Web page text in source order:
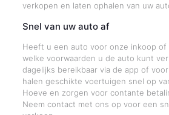
verkopen en laten ophalen van uw
Snel van uw auto af
Heeft u een auto voor onze inkoop
welke voorwaarden u de auto kunt
dagelijks bereikbaar via de app of
halen geschikte voertuigen snel op
Hoeve en zorgen voor contante
Neem contact met ons op voor een